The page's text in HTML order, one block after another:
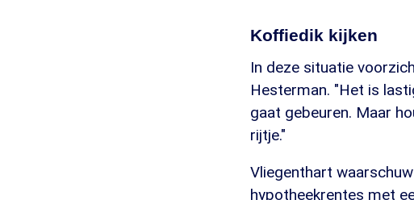
Koffiedik kijken
In deze situatie
Hesterman. "Het is
gaat gebeuren. Maar
rijtje."
Vliegenthart
hypotheekrentes met